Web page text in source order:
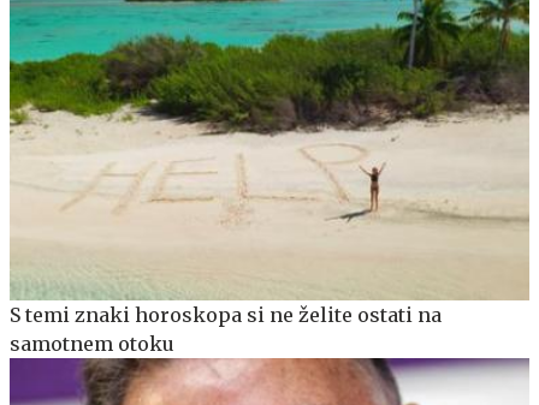
S temi znaki horoskopa si ne želite ostati na
samotnem otoku